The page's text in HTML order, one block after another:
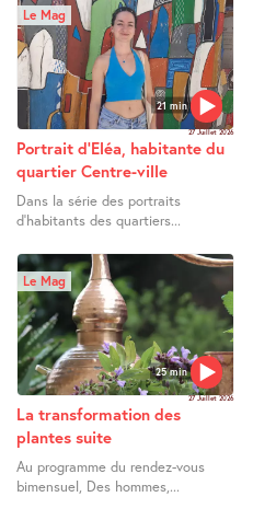
21 min
Le Mag
27 Juillet 2026
Portrait d’Eléa, habitante du
quartier Centre-ville
Dans la série des portraits
d’habitants des quartiers...
25 min
Le Mag
27 Juillet 2026
La transformation des
plantes suite
Au programme du rendez-vous
bimensuel, Des hommes,...